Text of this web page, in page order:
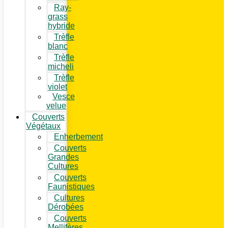
Ray-
grass
hybride
Trèfle
blanc
Trèfle
micheli
Trèfle
violet
Vesce
velue
Couverts
Végétaux
Enherbement
Couverts
Grandes
Cultures
Couverts
Faunistiques
Cultures
Dérobées
Couverts